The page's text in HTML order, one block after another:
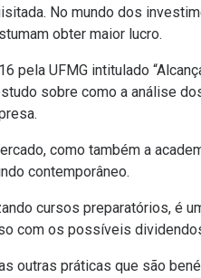
No mundo dos
obter maior lucro.
pelaUFMG intitulado
sobre como a análise
como também a
contemporâneo.
cursos preparatórios, é
com os possíveis
outras práticas que são